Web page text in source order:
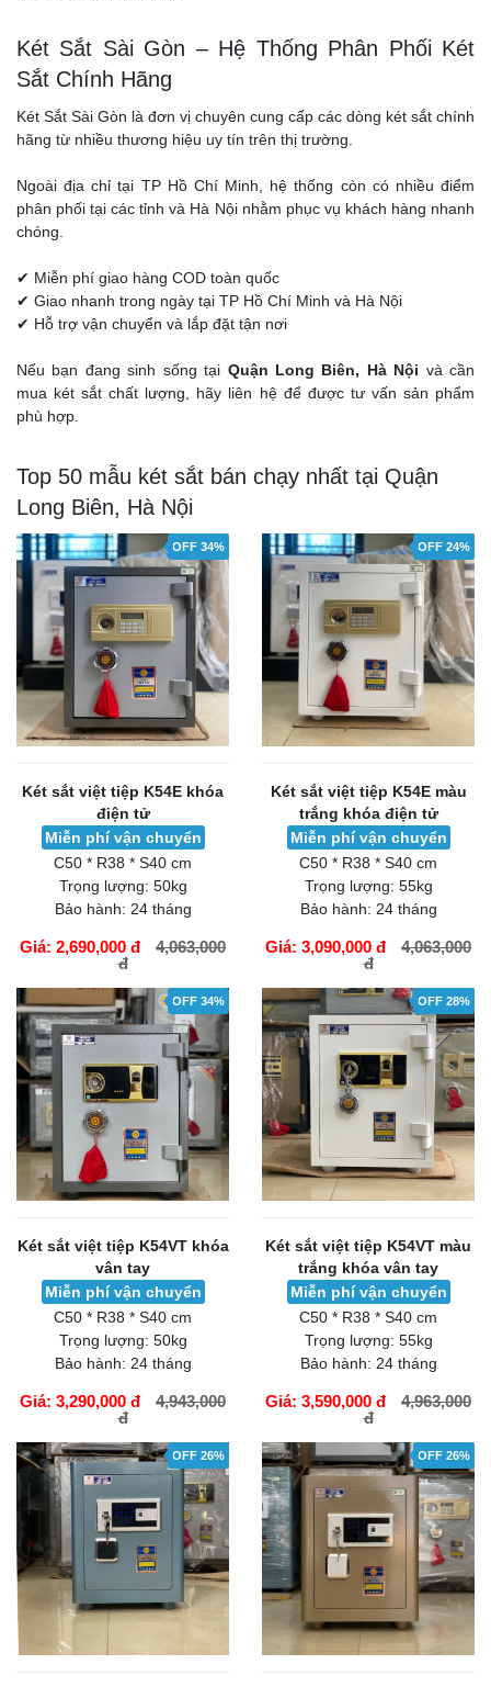
Két Sắt Sài Gòn – Hệ Thống Phân Phối Két
Sắt Chính Hãng
Két Sắt Sài Gòn là đơn vị chuyên cung cấp các dòng két sắt chính
hãng từ nhiều thương hiệu uy tín trên thị trường.
Ngoài địa chỉ tại TP Hồ Chí Minh, hệ thống còn có nhiều điểm
phân phối tại các tỉnh và Hà Nội nhằm phục vụ khách hàng nhanh
chóng.
✔ Miễn phí giao hàng COD toàn quốc
✔ Giao nhanh trong ngày tại TP Hồ Chí Minh và Hà Nội
✔ Hỗ trợ vận chuyển và lắp đặt tận nơi
Nếu bạn đang sinh sống tại Quận Long Biên, Hà Nội và cần
mua két sắt chất lượng, hãy liên hệ để được tư vấn sản phẩm
phù hợp.
Top 50 mẫu két sắt bán chạy nhất tại Quận
Long Biên, Hà Nội
OFF 34%
Két sắt việt tiệp K54E khóa
điện tử
Miễn phí vận chuyển
C50 * R38 * S40 cm
Trọng lượng: 50kg
Bảo hành: 24 tháng
Giá: 2,690,000 đ
4,063,000
đ
OFF 24%
Két sắt việt tiệp K54E màu
trắng khóa điện tử
Miễn phí vận chuyển
C50 * R38 * S40 cm
Trọng lượng: 55kg
Bảo hành: 24 tháng
Giá: 3,090,000 đ
4,063,000
đ
OFF 34%
Két sắt việt tiệp K54VT khóa
vân tay
Miễn phí vận chuyển
C50 * R38 * S40 cm
Trọng lượng: 50kg
Bảo hành: 24 tháng
Giá: 3,290,000 đ
4,943,000
đ
OFF 28%
Két sắt việt tiệp K54VT màu
trắng khóa vân tay
Miễn phí vận chuyển
C50 * R38 * S40 cm
Trọng lượng: 55kg
Bảo hành: 24 tháng
Giá: 3,590,000 đ
4,963,000
đ
OFF 26% OFF 26%